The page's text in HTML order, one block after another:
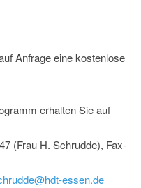
Anfrage eine kostenlose
erhalten Sie auf
(Frau H. Schrudde), Fax-
essen.de